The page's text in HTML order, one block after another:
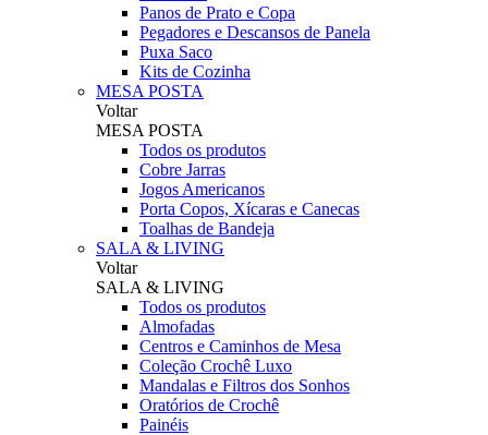
Panos de Prato e Copa
Pegadores e Descansos de Panela
Puxa Saco
Kits de Cozinha
MESA POSTA
Voltar
MESA POSTA
Todos os produtos
Cobre Jarras
Jogos Americanos
Porta Copos, Xícaras e Canecas
Toalhas de Bandeja
SALA & LIVING
Voltar
SALA & LIVING
Todos os produtos
Almofadas
Centros e Caminhos de Mesa
Coleção Crochê Luxo
Mandalas e Filtros dos Sonhos
Oratórios de Crochê
Painéis